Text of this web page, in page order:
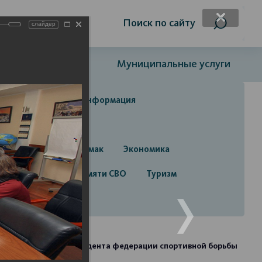
слабовидящих Поиск по сайту
Муниципальные услуги
Справочная информация
Строительство
город Стерлитамак Экономика
Лента памяти СВО Туризм
президента федерации спортивной борьбы
слайдер